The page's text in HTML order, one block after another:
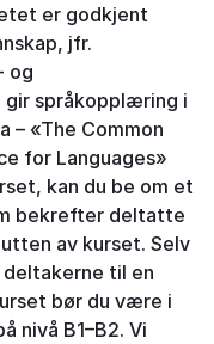
er godkjent
jfr.
og
språkopplæring i
– «The Common
for Languages»
kan du be om et
bekrefter deltatte
av kurset. Selv
til en
bør du være i
nivå B1–B2. Vi